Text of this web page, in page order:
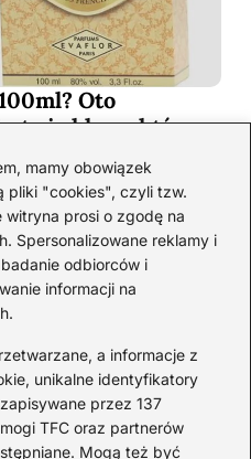
mamy obowiązek
pliki "cookies", czyli tzw.
prosi o zgodę na
Spersonalizowane reklamy i
odbiorców i
informacji na
a informacje z
unikalne identyfikatory
przez 137
TFC oraz partnerów
Mogą też być
Oto
i sklepy, które